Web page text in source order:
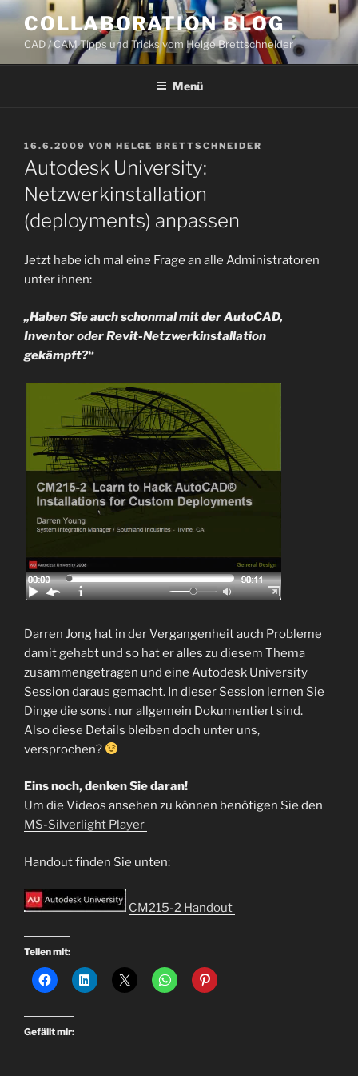
Zum
Inhalt
springen
COLLABORATION BLOG
CAD / CAM Tipps und Tricks vom Helge Brettschneider
Menü
VERÖFFENTLICHT
AM
16.6.2009 VON HELGE BRETTSCHNEIDER
Autodesk University:
Netzwerkinstallation
(deployments) anpassen
Jetzt habe ich mal eine Frage an alle Administratoren
unter ihnen:
„Haben Sie auch schonmal mit der AutoCAD,
Inventor oder Revit-Netzwerkinstallation
gekämpft?“
Darren Jong hat in der Vergangenheit auch Probleme
damit gehabt und so hat er alles zu diesem Thema
zusammengetragen und eine Autodesk University
Session daraus gemacht. In dieser Session lernen Sie
Dinge die sonst nur allgemein Dokumentiert sind.
Also diese Details bleiben doch unter uns,
versprochen?
Eins noch, denken Sie daran!
Um die Videos ansehen zu können benötigen Sie den
MS-Silverlight Player
Handout finden Sie unten:
CM215-2 Handout
Teilen mit:
Gefällt mir: